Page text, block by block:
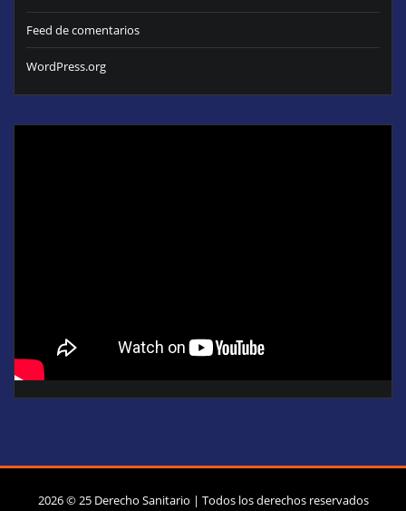
Feed de comentarios
WordPress.org
2026 © 25 Derecho Sanitario | Todos los derechos reservados